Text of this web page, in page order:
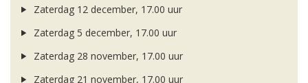
Zaterdag 12 december, 17.00 uur
Zaterdag 5 december, 17.00 uur
Zaterdag 28 november, 17.00 uur
Zaterdag 21 november, 17.00 uur